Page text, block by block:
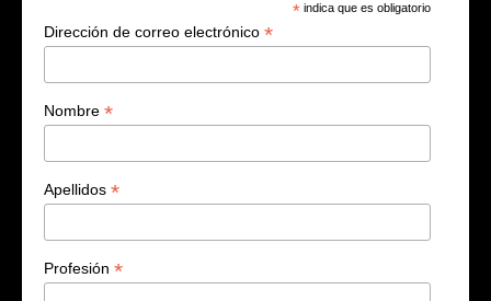
* indica que es obligatorio
Dirección de correo electrónico *
Nombre *
Apellidos *
Profesión *